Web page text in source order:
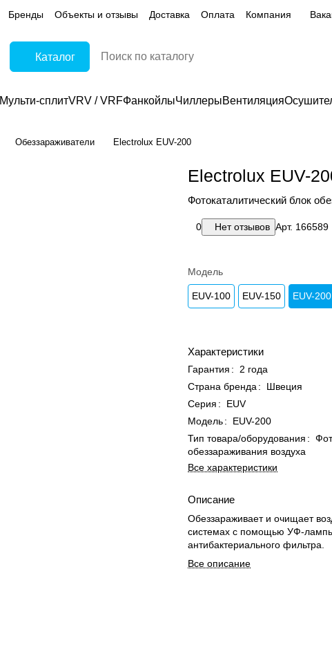
Бренды Объекты и отзывы Доставка Оплата Компания
Каталог
Мульти-сплитVRV / VRFФанкойлыЧиллерыВентиляция
Обеззараживатели Electrolux EUV-200
Electrolux EUV-
Фотокаталитический блок
0 Нет отзывов Арт. 166589
Модель
EUV-100 EUV-150 EUV-200
Характеристики
Гарантия :
2 года
Страна бренда :
Швеция
Серия :
EUV
Модель:
EUV-200
Тип товара/оборудования :
обеззараживания воздуха
Все характеристики
Описание
Обеззараживает и очищает
системах с помощью УФ-лампы
антибактериального фильтра.
Все описание